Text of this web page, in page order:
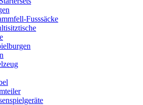
Fusssäcke